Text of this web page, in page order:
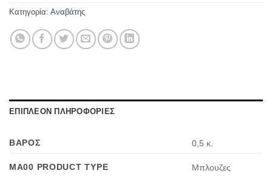
Κατηγορία: Αναβάτης
ΕΠΙΠΛΕΟΝ ΠΛΗΡΟΦΟΡΙΕΣ
ΒΑΡΟΣ 0,5 κ.
MA00 PRODUCT TYPE Μπλουζες